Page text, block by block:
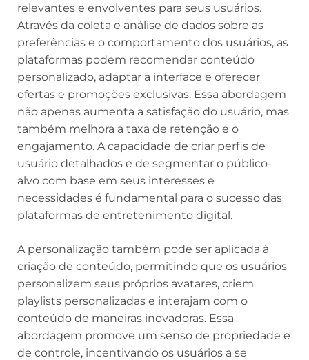
relevantes e envolventes para seus usuários.
Através da coleta e análise de dados sobre as
preferências e o comportamento dos usuários, as
plataformas podem recomendar conteúdo
personalizado, adaptar a interface e oferecer
ofertas e promoções exclusivas. Essa abordagem
não apenas aumenta a satisfação do usuário, mas
também melhora a taxa de retenção e o
engajamento. A capacidade de criar perfis de
usuário detalhados e de segmentar o público-
alvo com base em seus interesses e
necessidades é fundamental para o sucesso das
plataformas de entretenimento digital.
A personalização também pode ser aplicada à
criação de conteúdo, permitindo que os usuários
personalizem seus próprios avatares, criem
playlists personalizadas e interajam com o
conteúdo de maneiras inovadoras. Essa
abordagem promove um senso de propriedade e
de controle, incentivando os usuários a se